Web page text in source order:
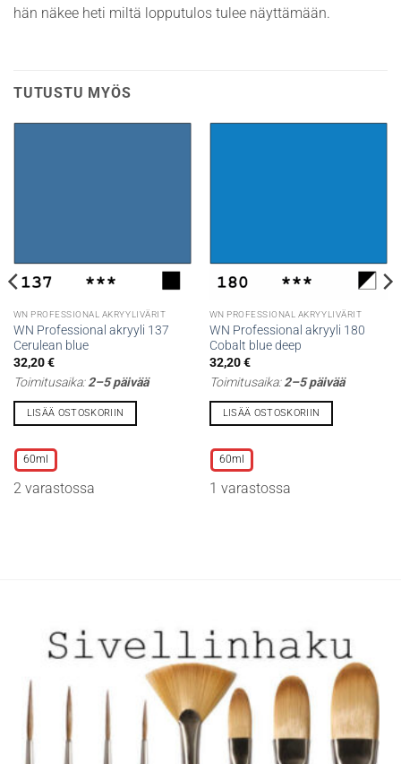
hän näkee heti miltä lopputulos tulee näyttämään.
TUTUSTU MYÖS
WN PROFESSIONAL AKRYYLIVÄRIT
WN Professional akryyli 137
Cerulean blue
32,20€
Toimitusaika:2–5 päivää
LISÄÄ OSTOSKORIIN
tuotteella
on
useampi
60ml
2 varastossa
WN PROFESSIONAL AKRYYLIVÄRIT
WN Professional akryyli 180
Cobalt blue deep
32,20€
Toimitusaika:2–5 päivää
LISÄÄ OSTOSKORIIN
tuotteella
on
useampi
60ml
1 varastossa